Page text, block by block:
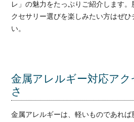
レ」の魅力をたっぷりご紹介します
クセサリー選びを楽しみたい方はぜひ
い。
金属アレルギー対応ア
さ
金属アレルギーは、軽いものであれ